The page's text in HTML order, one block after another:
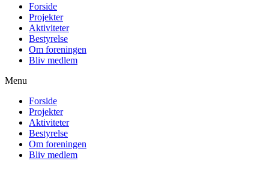
Forside
Projekter
Aktiviteter
Bestyrelse
Om foreningen
Bliv medlem
Menu
Forside
Projekter
Aktiviteter
Bestyrelse
Om foreningen
Bliv medlem